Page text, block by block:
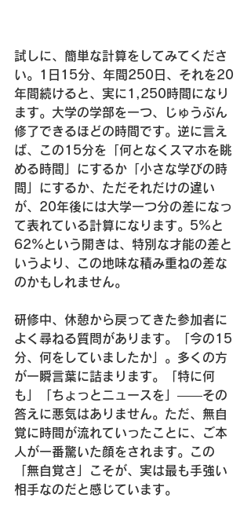
試しに、簡単な計算をしてみてくださ
い。1日15分、年間250日、それを20
年間続けると、実に1,250時間になり
ます。大学の学部を一つ、じゅうぶん
修了できるほどの時間です。逆に言え
ば、この15分を「何となくスマホを眺
める時間」にするか「小さな学びの時
間」にするか、ただそれだけの違い
が、20年後には大学一つ分の差になっ
て表れている計算になります。5%と
62%という開きは、特別な才能の差と
いうより、この地味な積み重ねの差な
のかもしれません。
研修中、休憩から戻ってきた参加者に
よく尋ねる質問があります。「今の15
分、何をしていましたか」。多くの方
が一瞬言葉に詰まります。「特に何
も」「ちょっとニュースを」——その
答えに悪気はありません。ただ、無自
覚に時間が流れていったことに、ご本
人が一番驚いた顔をされます。この
「無自覚さ」こそが、実は最も手強い
相手なのだと感じています。